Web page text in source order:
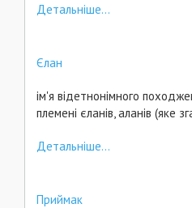
Детальніше...
Єлан
ім'я відетнонімного
племені єланів, аланів (яке
Детальніше...
Приймак